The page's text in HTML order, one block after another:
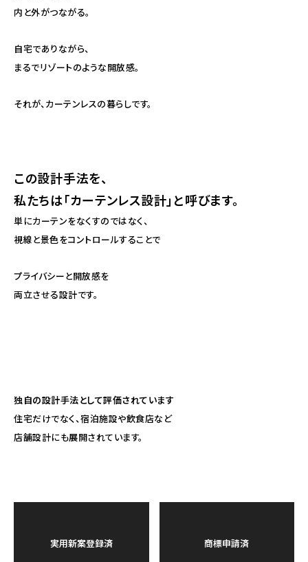
内と外がつながる。
自宅でありながら、
まるでリゾートのような開放感。
それが、カーテンレスの暮らしです。
この設計手法を、
私たちは「カーテンレス設計」と呼びます。
単にカーテンをなくすのではなく、
視線と景色をコントロールすることで
プライバシーと開放感を
両立させる設計です。
独自の設計手法として評価されています
住宅だけでなく、宿泊施設や飲食店など
店舗設計にも展開されています。
実用新案登録済 商標申請済